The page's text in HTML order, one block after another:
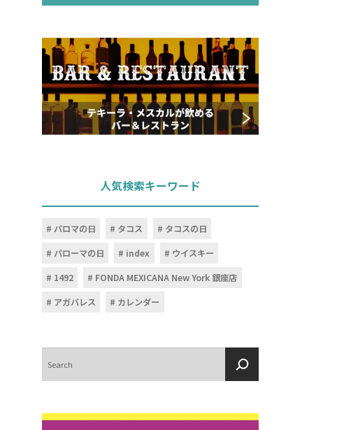
人気検索キーワード
パロマの日 タコス
タコスの日
パローマの日
index
ウイスキー
1492
FONDA MEXICANA New York 銀座店
アガバレス
カレンダー
索